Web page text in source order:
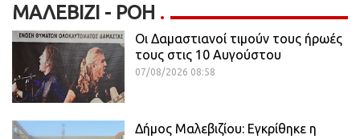
ΜΑΛΕΒΊΖΙ - ΡΟΗ
Οι Δαμαστιανοί τιμούν τους ήρωές
τους στις 10 Αυγούστου
07/08/2026 08:58
Δήμος Μαλεβιζίου: Εγκρίθηκε η